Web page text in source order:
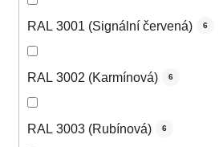
RAL 3001 (Signální červená) 6
RAL 3002 (Karmínová) 6
RAL 3003 (Rubínová) 6